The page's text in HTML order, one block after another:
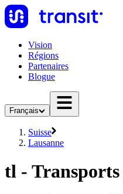
Vision
Régions
Partenaires
Blogue
Français
Suisse
Lausanne
tl -